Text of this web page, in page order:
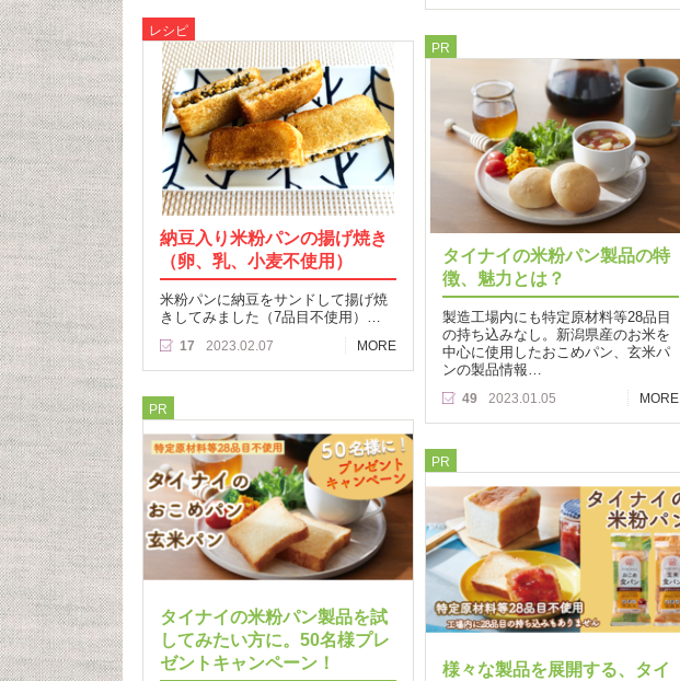
レシピ
納豆入り米粉パンの揚げ焼き
（卵、乳、小麦不使用）
米粉パンに納豆をサンドして揚げ焼
きしてみました（7品目不使用）…
17 2023.02.07 MORE
PR
タイナイの米粉パン製品の特
徴、魅力とは？
製造工場内にも特定原材料等28品目
の持ち込みなし。新潟県産のお米を
中心に使用したおこめパン、玄米パ
ンの製品情報…
49 2023.01.05 MORE
PR
タイナイの米粉パン製品を試
してみたい方に。50名様プレ
ゼントキャンペーン！
PR
様々な製品を展開する、タイ